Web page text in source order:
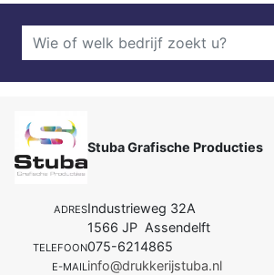
Stuba Grafische Producties
ADRESIndustrieweg 32A
1566 JP Assendelft
TELEFOON075-6214865
E-MAILinfo@drukkerijstuba.nl